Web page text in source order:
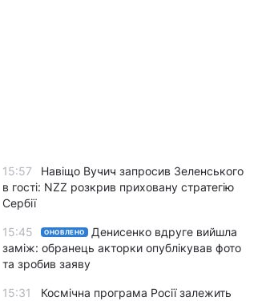
15:57
Навіщо Вучич запросив Зеленського
в гості: NZZ розкрив приховану стратегію
Сербії
15:45 ОНОВЛЕНО
Денисенко вдруге вийшла
заміж: обранець акторки опублікував фото
та зробив заяву
15:31
Космічна програма Росії залежить